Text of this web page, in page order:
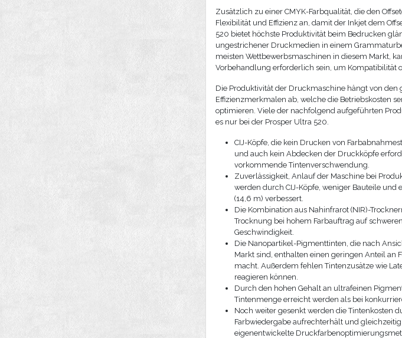
Zusätzlich zu einer CMYK-Farbqualität, die den
Flexibilität und Effizienz an, damit der Inkjet dem
520 bietet höchste Produktivität beim Bedrucken
ungestrichener Druckmedien in einem
meisten Wettbewerbsmaschinen in diesem Markt,
Vorbehandlung erforderlich sein, um Kompatibilität
Die Produktivität der Druckmaschine hängt von den
Effizienzmerkmalen ab, welche die Betriebskosten
optimieren. Viele der nachfolgend aufgeführten
es nur bei der Prosper Ultra 520.
CIJ-Köpfe, die kein Drucken von
und auch kein Abdecken der Druckköpfe
vorkommende Tintenverschwendung.
Zuverlässigkeit, Anlauf der Maschine bei
werden durch CIJ-Köpfe, weniger Bauteile
(14,6 m) verbessert.
Die Kombination aus Nahinfrarot (NIR)-
Trocknung bei hohem Farbauftrag auf
Geschwindigkeit.
Die Nanopartikel-Pigmenttinten, die nach
Markt sind, enthalten einen geringen Anteil an
macht. Außerdem fehlen Tintenzusätze wie
reagieren können.
Durch den hohen Gehalt an ultrafeinen
Tintenmenge erreicht werden als bei
Noch weiter gesenkt werden die Tintenkosten
Farbwiedergabe aufrechterhält und
eigenentwickelte